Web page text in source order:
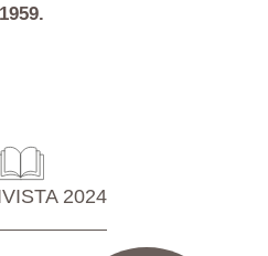
1959.
2024